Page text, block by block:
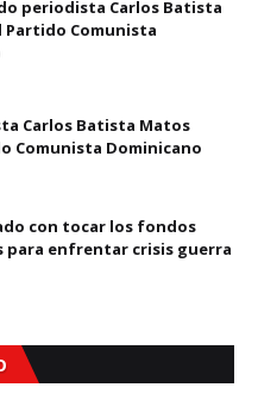
periodista Carlos Batista
Comunista
Carlos Batista Matos
Comunista Dominicano
con tocar los fondos
enfrentar crisis guerra